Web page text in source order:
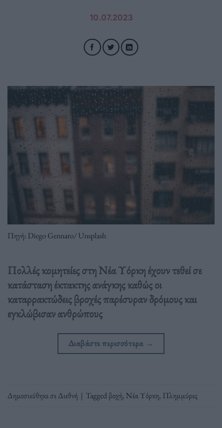
10.07.2023
Πηγή: Diego Gennaro/ Unsplash
Πολλές κομητείες στη Νέα Υόρκη έχουν τεθεί σε
κατάσταση έκτακτης ανάγκης καθώς οι
καταρρακτώδεις βροχές παρέσυραν δρόμους και
εγκλώβισαν ανθρώπους
Διαβάστε περισσότερα →
Δημοσιεύθηκε σεΔιεθνή | Taggedβοχή, Νέα Υόρκη, Πλημμύρες